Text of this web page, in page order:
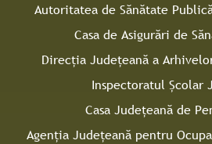
Autoritatea de Sănătate
Casa de Asigurări de
Direcţia Judeţeană a
Inspectoratul Şcolar
Casa Judeţeană de
Agenţia Judeţeană pentru